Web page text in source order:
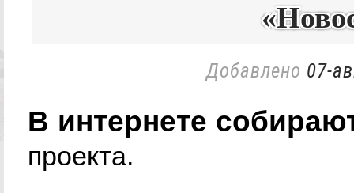
Добавлено 07-
В интернете
проекта.